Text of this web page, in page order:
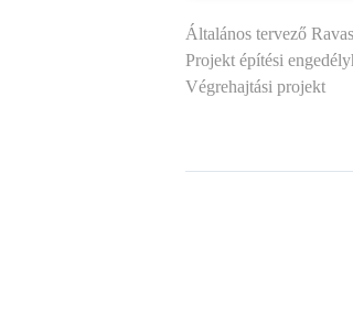
Általános tervező
Projekt építési
Végrehajtási projekt